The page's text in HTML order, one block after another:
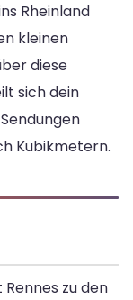
Rheinland
kleinen
diese
sich dein
Kubikmetern.
zu den